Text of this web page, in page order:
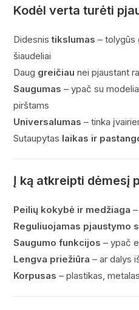
Kodėl verta turėti
Didesnistikslumas – tolygūs
šiaudeliai
Daug greičiau nei pjaustant
Saugumas – ypač su
pirštams
Universalumas – tinka
Sutaupytas laikas ir
Į ką atkreipti dėmesį
Peilių kokybė ir medžiaga
Reguliuojamas pjaustymo
Saugumo funkcijos – ypač
Lengva priežiūra – ar dalys
Korpusas – plastikas,